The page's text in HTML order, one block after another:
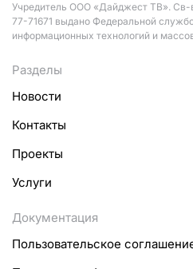
Учредитель ООО «Дайджест ТВ».
77-71671 выдано Федеральной
информационных технологий и
Разделы
Новости
Контакты
Проекты
Услуги
Документация
Пользовательское